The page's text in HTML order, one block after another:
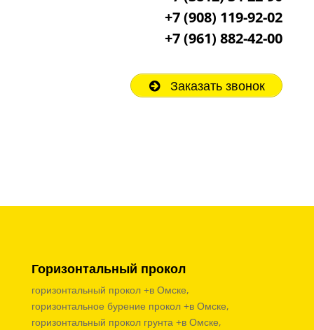
+7 (908) 119-92-02
+7(961) 882-42-00
Заказать звонок
Горизонтальный прокол
горизонтальный прокол +в Омске,
горизонтальное бурение прокол +в Омске,
горизонтальный прокол грунта +в Омске,